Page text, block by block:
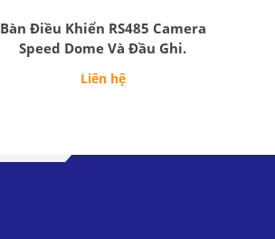
Bàn Điều Khiển RS485 Camera
Speed Dome Và Đầu Ghi.
Liên hệ